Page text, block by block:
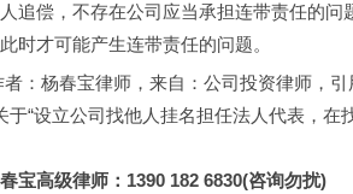
追偿，不存在公司应当承担连带责任的
时才可能产生连带责任的问题。
者：杨春宝律师，来自：公司投资律师，引
于“设立公司找他人挂名担任法人代表，
宝高级律师：1390 182 6830(咨询勿扰)